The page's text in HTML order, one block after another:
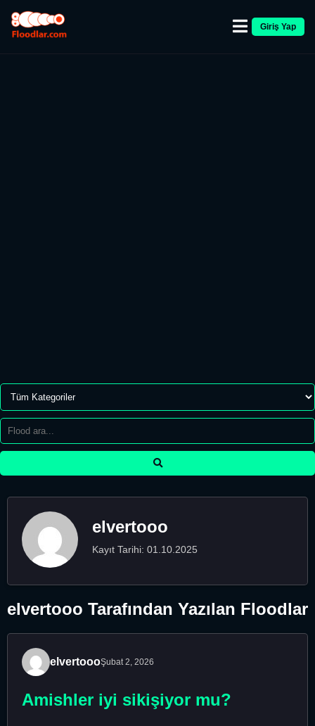
Giriş Yap
elvertooo
Kayıt Tarihi: 01.10.2025
elvertooo Tarafından Yazılan Floodlar
elvertoooŞubat 2, 2026
Amishler iyi sikişiyor mu?